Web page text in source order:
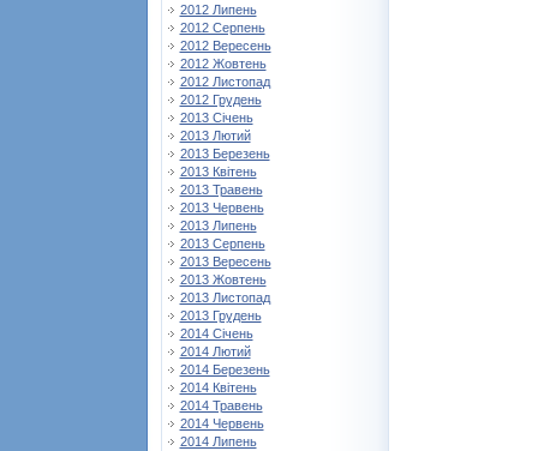
2012 Липень
2012 Серпень
2012 Вересень
2012 Жовтень
2012 Листопад
2012 Грудень
2013 Січень
2013 Лютий
2013 Березень
2013 Квітень
2013 Травень
2013 Червень
2013 Липень
2013 Серпень
2013 Вересень
2013 Жовтень
2013 Листопад
2013 Грудень
2014 Січень
2014 Лютий
2014 Березень
2014 Квітень
2014 Травень
2014 Червень
2014 Липень